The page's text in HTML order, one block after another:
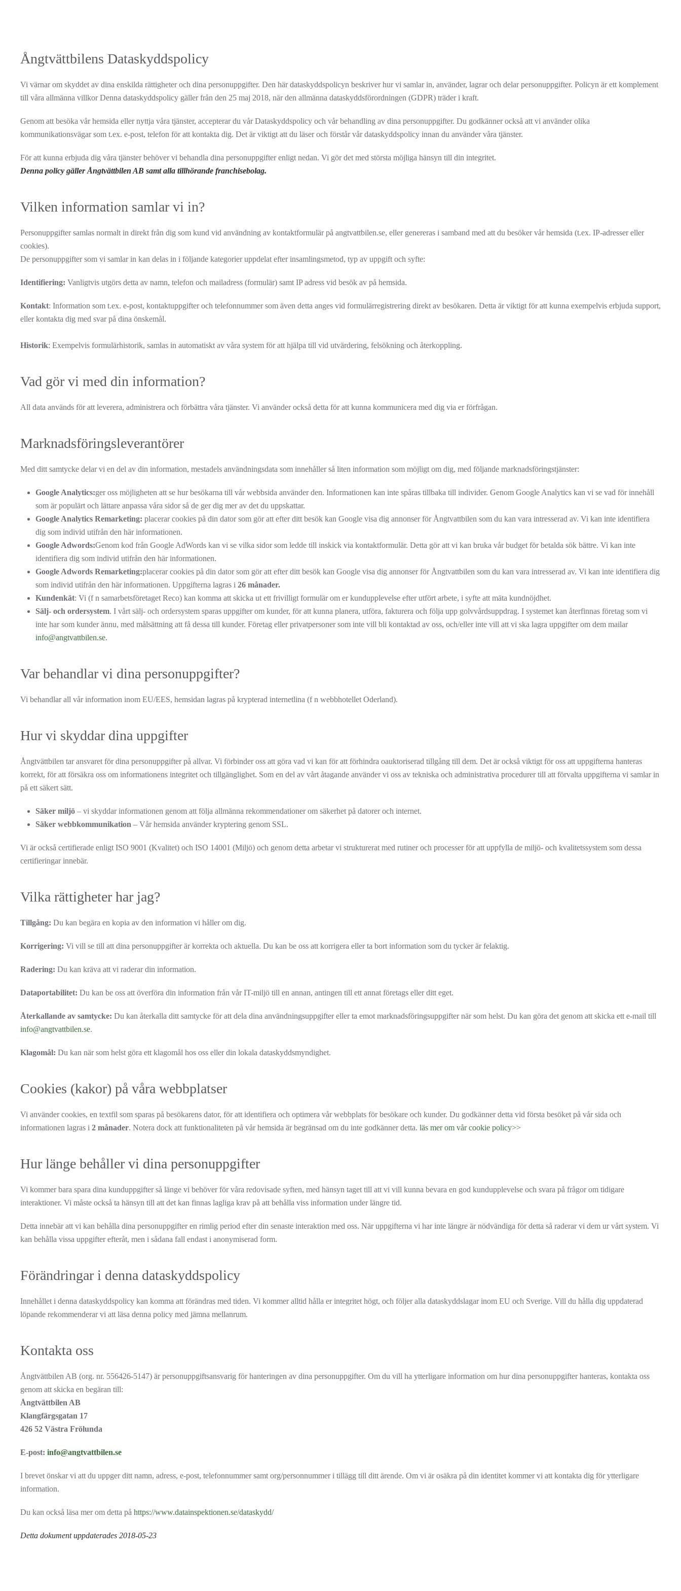
Ångtvättbilens Dataskyddspolicy
Vi värnar om skyddet av dina enskilda rättigheter och dina personuppgifter. Den här dataskyddspolicyn beskriver hur vi samlar in, använder, lagrar och delar personuppgifter. Policyn är ett komplement
till våra allmänna villkor Denna dataskyddspolicy gäller från den 25 maj 2018, när den allmänna dataskyddsförordningen (GDPR) träder i kraft.
Genom att besöka vår hemsida eller nyttja våra tjänster, accepterar du vår Dataskyddspolicy och vår behandling av dina personuppgifter. Du godkänner också att vi använder olika
kommunikationsvägar som t.ex. e-post, telefon för att kontakta dig. Det är viktigt att du läser och förstår vår dataskyddspolicy innan du använder våra tjänster.
För att kunna erbjuda dig våra tjänster behöver vi behandla dina personuppgifter enligt nedan. Vi gör det med största möjliga hänsyn till din integritet.
Denna policy gäller Ångtvättbilen AB samt alla tillhörande franchisebolag.
Vilken information samlar vi in?
Personuppgifter samlas normalt in direkt från dig som kund vid användning av kontaktformulär på angtvattbilen.se, eller genereras i samband med att du besöker vår hemsida (t.ex. IP-adresser eller
cookies).
De personuppgifter som vi samlar in kan delas in i följande kategorier uppdelat efter insamlingsmetod, typ av uppgift och syfte:
Identifiering: Vanligtvis utgörs detta av namn, telefon och mailadress (formulär) samt IP adress vid besök av på hemsida.
Kontakt: Information som t.ex. e-post, kontaktuppgifter och telefonnummer som även detta anges vid formulärregistrering direkt av besökaren. Detta är viktigt för att kunna exempelvis erbjuda support,
eller kontakta dig med svar på dina önskemål.
Historik: Exempelvis formulärhistorik, samlas in automatiskt av våra system för att hjälpa till vid utvärdering, felsökning och återkoppling.
Vad gör vi med din information?
All data används för att leverera, administrera och förbättra våra tjänster. Vi använder också detta för att kunna kommunicera med dig via er förfrågan.
Marknadsföringsleverantörer
Med ditt samtycke delar vi en del av din information, mestadels användningsdata som innehåller så liten information som möjligt om dig, med följande marknadsföringstjänster:
Google Analytics:ger oss möjligheten att se hur besökarna till vår webbsida använder den. Informationen kan inte spåras tillbaka till individer. Genom Google Analytics kan vi se vad för innehåll
som är populärt och lättare anpassa våra sidor så de ger dig mer av det du uppskattar.
Google Analytics Remarketing: placerar cookies på din dator som gör att efter ditt besök kan Google visa dig annonser för Ångtvattbilen som du kan vara intresserad av. Vi kan inte identifiera
dig som individ utifrån den här informationen.
Google Adwords:Genom kod från Google AdWords kan vi se vilka sidor som ledde till inskick via kontaktformulär. Detta gör att vi kan bruka vår budget för betalda sök bättre. Vi kan inte
identifiera dig som individ utifrån den här informationen.
Google Adwords Remarketing:placerar cookies på din dator som gör att efter ditt besök kan Google visa dig annonser för Ångtvattbilen som du kan vara intresserad av. Vi kan inte identifiera dig
som individ utifrån den här informationen. Uppgifterna lagras i 26 månader.
Kundenkät: Vi (f n samarbetsföretaget Reco) kan komma att skicka ut ett frivilligt formulär om er kundupplevelse efter utfört arbete, i syfte att mäta kundnöjdhet.
Sälj- och ordersystem. I vårt sälj- och ordersystem sparas uppgifter om kunder, för att kunna planera, utföra, fakturera och följa upp golvvårdsuppdrag. I systemet kan återfinnas företag som vi
inte har som kunder ännu, med målsättning att få dessa till kunder. Företag eller privatpersoner som inte vill bli kontaktad av oss, och/eller inte vill att vi ska lagra uppgifter om dem mailar
info@angtvattbilen.se.
Var behandlar vi dina personuppgifter?
Vi behandlar all vår information inom EU/EES, hemsidan lagras på krypterad internetlina (f n webbhotellet Oderland).
Hur vi skyddar dina uppgifter
Ångtvättbilen tar ansvaret för dina personuppgifter på allvar. Vi förbinder oss att göra vad vi kan för att förhindra oauktoriserad tillgång till dem. Det är också viktigt för oss att uppgifterna hanteras
korrekt, för att försäkra oss om informationens integritet och tillgänglighet. Som en del av vårt åtagande använder vi oss av tekniska och administrativa procedurer till att förvalta uppgifterna vi samlar in
på ett säkert sätt.
Säker miljö – vi skyddar informationen genom att följa allmänna rekommendationer om säkerhet på datorer och internet.
Säker webbkommunikation – Vår hemsida använder kryptering genom SSL.
Vi är också certifierade enligt ISO 9001 (Kvalitet) och ISO 14001 (Miljö) och genom detta arbetar vi strukturerat med rutiner och processer för att uppfylla de miljö- och kvalitetssystem som dessa
certifieringar innebär.
Vilka rättigheter har jag?
Tillgång: Du kan begära en kopia av den information vi håller om dig.
Korrigering: Vi vill se till att dina personuppgifter är korrekta och aktuella. Du kan be oss att korrigera eller ta bort information som du tycker är felaktig.
Radering: Du kan kräva att vi raderar din information.
Dataportabilitet: Du kan be oss att överföra din information från vår IT-miljö till en annan, antingen till ett annat företags eller ditt eget.
Återkallande av samtycke: Du kan återkalla ditt samtycke för att dela dina användningsuppgifter eller ta emot marknadsföringsuppgifter när som helst. Du kan göra det genom att skicka ett e-mail till
info@angtvattbilen.se.
Klagomål: Du kan när som helst göra ett klagomål hos oss eller din lokala dataskyddsmyndighet.
Cookies (kakor) på våra webbplatser
Vi använder cookies, en textfil som sparas på besökarens dator, för att identifiera och optimera vår webbplats för besökare och kunder. Du godkänner detta vid första besöket på vår sida och
informationen lagras i 2 månader. Notera dock att funktionaliteten på vår hemsida är begränsad om du inte godkänner detta. läs mer om vår cookie policy>>
Hur länge behåller vi dina personuppgifter
Vi kommer bara spara dina kunduppgifter så länge vi behöver för våra redovisade syften, med hänsyn taget till att vi vill kunna bevara en god kundupplevelse och svara på frågor om tidigare
interaktioner. Vi måste också ta hänsyn till att det kan finnas lagliga krav på att behålla viss information under längre tid.
Detta innebär att vi kan behålla dina personuppgifter en rimlig period efter din senaste interaktion med oss. När uppgifterna vi har inte längre är nödvändiga för detta så raderar vi dem ur vårt system. Vi
kan behålla vissa uppgifter efteråt, men i sådana fall endast i anonymiserad form.
Förändringar i denna dataskyddspolicy
Innehållet i denna dataskyddspolicy kan komma att förändras med tiden. Vi kommer alltid hålla er integritet högt, och följer alla dataskyddslagar inom EU och Sverige. Vill du hålla dig uppdaterad
löpande rekommenderar vi att läsa denna policy med jämna mellanrum.
Kontakta oss
Ångtvättbilen AB (org. nr. 556426-5147) är personuppgiftsansvarig för hanteringen av dina personuppgifter. Om du vill ha ytterligare information om hur dina personuppgifter hanteras, kontakta oss
genom att skicka en begäran till:
Ångtvättbilen AB
Klangfärgsgatan 17
426 52 Västra Frölunda
E-post: info@angtvattbilen.se
I brevet önskar vi att du uppger ditt namn, adress, e-post, telefonnummer samt org/personnummer i tillägg till ditt ärende. Om vi är osäkra på din identitet kommer vi att kontakta dig för ytterligare
information.
Du kan också läsa mer om detta på https://www.datainspektionen.se/dataskydd/
Detta dokument uppdaterades 2018-05-23